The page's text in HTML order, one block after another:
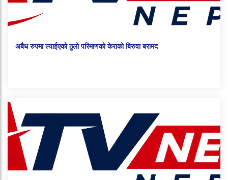
अबैध रुपमा ल्याईएको ठुलो परिमाणको केराको बिरुवा बरामद